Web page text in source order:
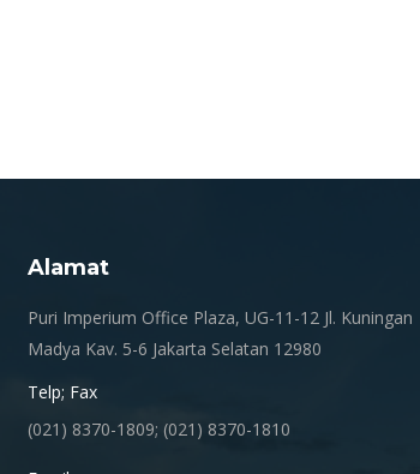
Alamat
Puri Imperium Office Plaza, UG-11-12 Jl. Kuningan
Madya Kav. 5-6 Jakarta Selatan 12980
Telp; Fax
(021) 8370-1809; (021) 8370-1810